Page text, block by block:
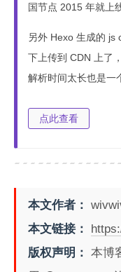
国节点 2015 年就上
另外 Hexo 生成的 js
下上传到 CDN 上了
解析时间太长也是一
点此查看
本文作者：
本文链接：
版权声明： 本博